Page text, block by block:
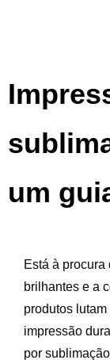
um
Está à
brilhantes e a
produtos
impressão
por